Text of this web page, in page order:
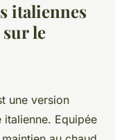
italiennes
le
une version
Equipée